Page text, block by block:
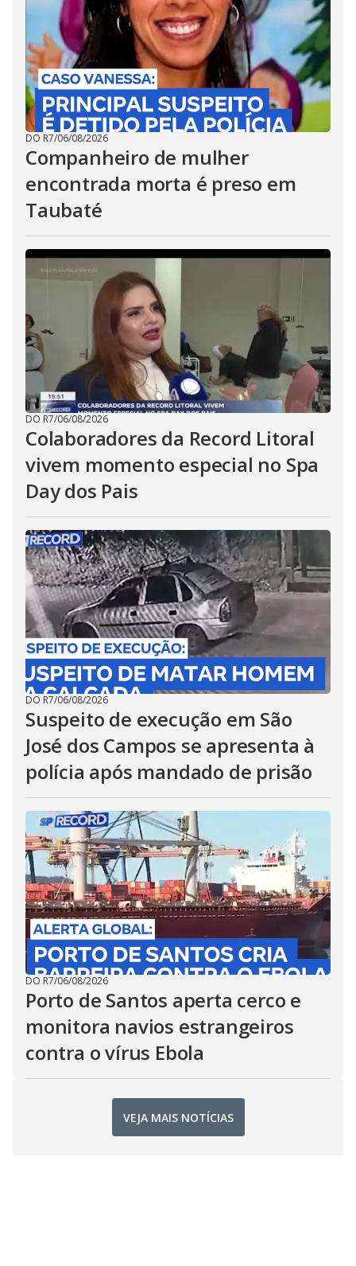
DO R7/06/08/2026
Companheiro de mulher
encontrada morta é preso em
Taubaté
DO R7/06/08/2026
Colaboradores da Record Litoral
vivem momento especial no Spa
Day dos Pais
DO R7/06/08/2026
Suspeito de execução em São
José dos Campos se apresenta à
polícia após mandado de prisão
DO R7/06/08/2026
Porto de Santos aperta cerco e
monitora navios estrangeiros
contra o vírus Ebola
VEJA MAIS NOTÍCIAS